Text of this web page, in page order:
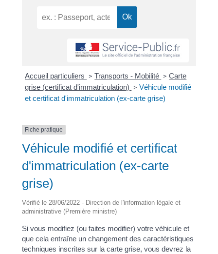
Accueil particuliers > Transports - Mobilité > Carte
grise (certificat d'immatriculation)
> Véhicule modifié
et certificat d'immatriculation (ex-carte grise)
Fiche pratique
Véhicule modifié et certificat
d'immatriculation (ex-carte
grise)
Vérifié le 28/06/2022 - Direction de l'information légale et
administrative (Première ministre)
Si vous modifiez (ou faites modifier) votre véhicule et
que cela entraîne un changement des caractéristiques
techniques inscrites sur la carte grise, vous devrez la